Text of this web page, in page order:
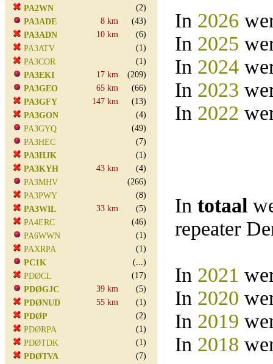
PA2WN
(2)
PA3ADE
8 km
(43)
PA3ADN
10 km
(6)
PA3ATV
(1)
PA3COR
(1)
PA3EKI
17 km
(209)
PA3GEO
65 km
(66)
PA3GFY
147 km
(13)
PA3GON
(4)
PA3GYQ
(49)
PA3HEC
(7)
PA3HJK
(1)
PA3KYH
43 km
(4)
PA3MHV
(266)
PA3PWY
(8)
PA3WIL
33 km
(5)
PA4ERC
(46)
PA6WWN
(1)
PAXRPA
(1)
PC1K
(...)
PDØCL
(17)
PDØGJC
39 km
(5)
PDØNUD
55 km
(1)
PDØP
(2)
PDØRPA
(1)
PDØTDK
(1)
PDØTVA
(7)
In 2026
In 2025
In 2024
In 2023
In 2022
In totaal
repeater
In 2021
In 2020
In 2019
In 2018